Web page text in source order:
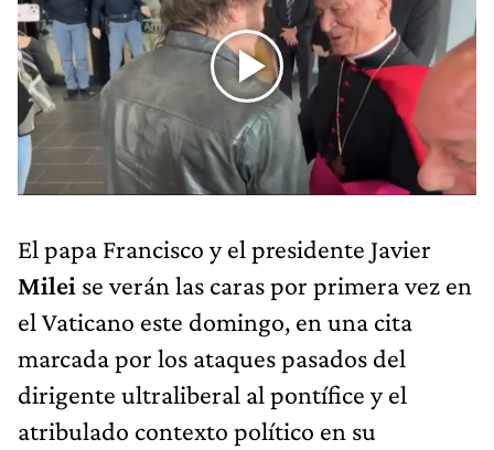
El papa Francisco y el presidente Javier
Milei se verán las caras por primera vez en
el Vaticano este domingo, en una cita
marcada por los ataques pasados del
dirigente ultraliberal al pontífice y el
atribulado contexto político en su